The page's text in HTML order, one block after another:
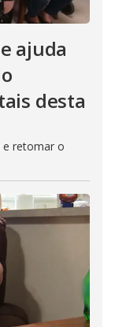
ajuda
desta
e retomar o